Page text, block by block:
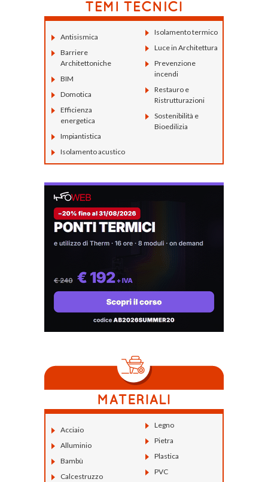
Antisismica
Barriere
Architettoniche
BIM
Domotica
Efficienza
energetica
Impiantistica
Isolamento acustico
Isolamento termico
Luce in Architettura
Prevenzione
incendi
Restauro e
Ristrutturazioni
Sostenibilità e
Bioedilizia
Acciaio
Alluminio
Bambù
Calcestruzzo
Legno
Pietra
Plastica
PVC